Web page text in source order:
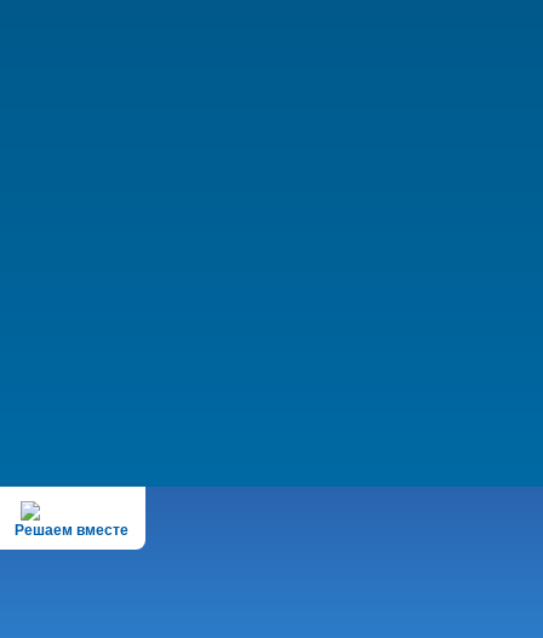
Решаем вместе